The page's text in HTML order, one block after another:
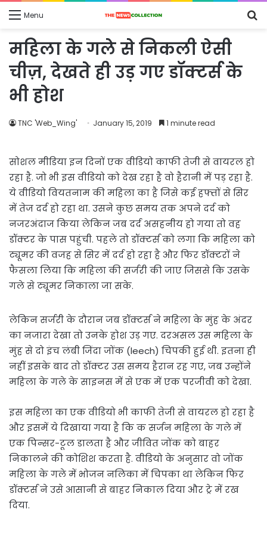
Menu
महिला के गले से निकली ऐसी
चीज़, देखते ही उड़ गए डॉक्टर्स के
भी होश
TNC 'Web_Wing' January 15, 2019 1 minute read
सोशल मीडिया इन दिनों एक वीडियो काफी तेजी से वायरल हो
रहा है. जो भी इस वीडियो को देख रहा है वो हैरानी में पड़ रहा है.
ये वीडियो वियतनाम की महिला का है जिसे कई हफ्तों से सिर
में तेज दर्द हो रहा था. उसने कुछ समय तक अपने दर्द को
नजरअंदाज किया लेकिन जब दर्द असहनीय हो गया तो वह
डॉक्टर के पास पहुंची. पहले तो डॉक्टर्स को लगा कि महिला को
ट्यूमर की वजह से सिर में दर्द हो रहा है और फिर डॉक्टरों ने
फैसला लिया कि महिला की सर्जरी की जाए जिससे कि उसके
गले से ट्यूमर निकाला जा सके.
लेकिन सर्जरी के दौरान जब डॉक्टर्स ने महिला के मुंह के अंदर
का नजारा देखा तो उनके होश उड़ गए. दरअसल उस महिला के
मुंह से दो इंच लंबी जिंदा जोंक (leech) चिपकी हुई थी. इतना ही
नहीं इसके बाद तो डॉक्टर उस समय हैरान रह गए, जब उन्होंने
महिला के गले के साइनस में से एक में एक परजीवी को देखा.
इस महिला का एक वीडियो भी काफी तेजी से वायरल हो रहा है
और इसमें ये दिखाया गया है कि क सर्जन महिला के गले में
एक पिन्सर-टूल डालता है और जीवित जोंक को बाहर
निकालने की कोशिश करता है. वीडियो के अनुसार वो जोंक
महिला के गले में भोजन नलिका में चिपका था लेकिन फिर
डॉक्टर्स ने उसे आसानी से बाहर निकाल दिया और ट्रे में रख
दिया.